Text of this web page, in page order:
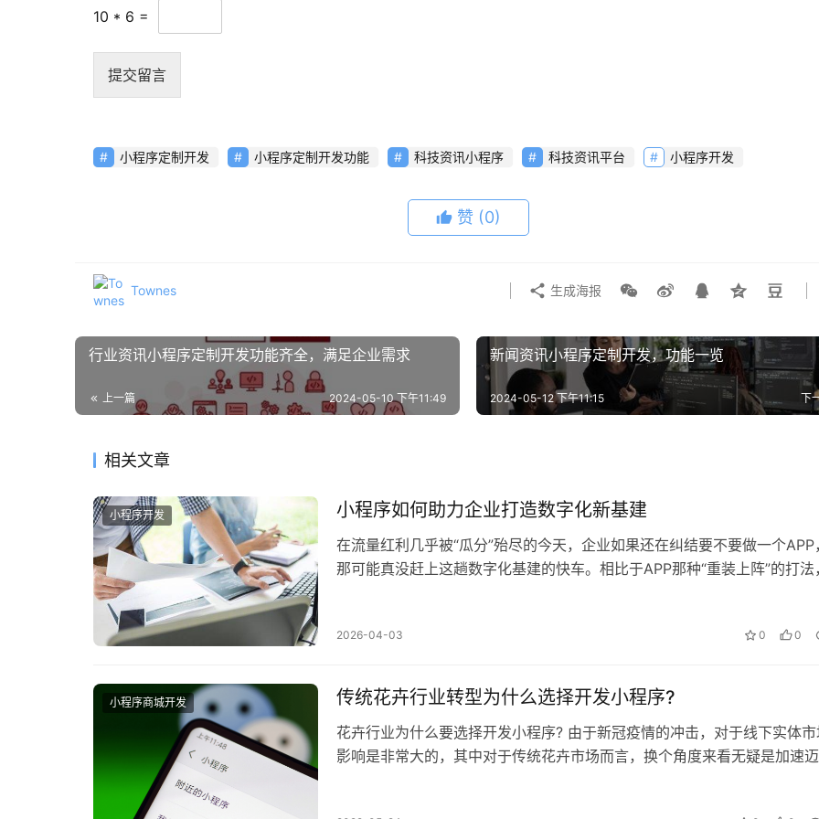
10 * 6 =
提交留言
小程序定制开发 小程序定制开发功能 科技资讯小程序 科技资讯平台 小程序开发
赞 (0)
Townes 生成海报
行业资讯小程序定制开发功能齐全，满足企业需求
上一篇 2024-05-10 下午11:49
新闻资讯小程序定制开发，功能一览
下
2024-05-12 下午11:15
相关文章
小程序开发 小程序如何助力企业打造数字化新基建
在流量红利几乎被“瓜分”殆尽的今天，企业如果还在纠结要不要做一个APP
那可能真没赶上这趟数字化基建的快车。相比于APP那种“重装上阵”的打法
2026-04-03 0 0
小程序商城开发 传统花卉行业转型为什么选择开发小程序?
花卉行业为什么要选择开发小程序? 由于新冠疫情的冲击，对于线下实体
影响是非常大的，其中对于传统花卉市场而言，换个角度来看无疑是加速